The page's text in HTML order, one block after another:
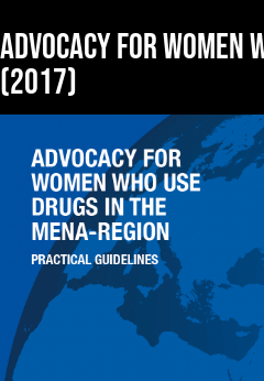
Advocacy for women
(2017)